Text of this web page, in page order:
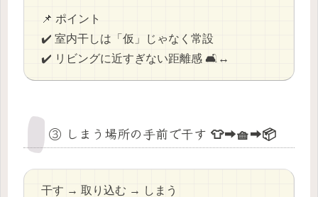
📌 ポイント
✔️ 室内干しは「仮」じゃなく常設
✔️ リビングに近すぎない距離感 🛋️↔️
③ しまう場所の手前で干す 👕➡️🧺➡️📦
干す → 取り込む → しまう